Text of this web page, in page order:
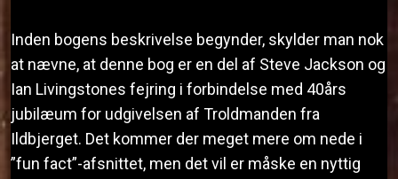
Inden bogens beskrivelse begynder, skylder man nok
at nævne, at denne bog er en del af Steve Jackson og
Ian Livingstones fejring i forbindelse med 40års
jubilæum for udgivelsen af Troldmanden fra
Ildbjerget. Det kommer der meget mere om nede i
”fun fact”-afsnittet, men det vil er måske en nyttig